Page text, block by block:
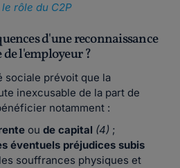
rôle du C2P
d'une reconnaissance
l'employeur ?
sociale prévoit que la
inexcusable de la part de
notamment :
ou de capital (4) ;
éventuels préjudices subis
souffrances physiques et